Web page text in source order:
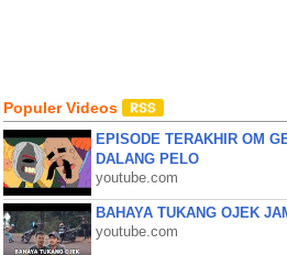
Populer Videos
EPISODE TERAKHIR OM
DALANG PELO
youtube.com
BAHAYA TUKANG OJEK
youtube.com